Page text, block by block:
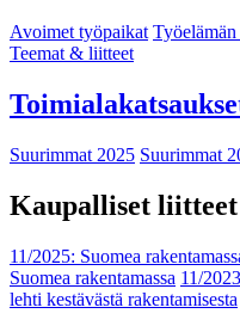
Avoimet työpaikat
Teemat & liitteet
Suurimmat 2025 Suurimmat
Kaupalliset liitteet
11/2025: Suomea
Suomea rakentamassa 11/
lehti kestävästä rakentamisesta